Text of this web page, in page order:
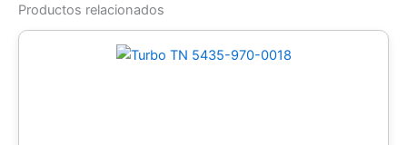
Productos relacionados